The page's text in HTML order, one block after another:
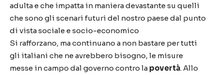
adulta e che impatta in maniera devastante su quelli
che sono gli scenari futuri del nostro paese dal punto
di vista sociale e socio-economico
Si rafforzano, ma continuano a non bastare per tutti
gli italiani che ne avrebbero bisogno, le misure
messe in campo dal governo contro la povertà. Allo